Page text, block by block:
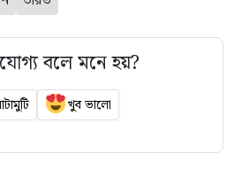
বলে মনে হয়?
খুব ভালো